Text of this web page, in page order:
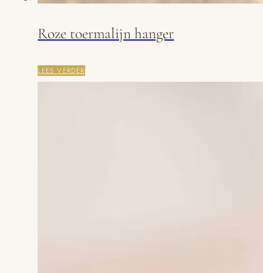
Roze toermalijn hanger
LEES VERDER